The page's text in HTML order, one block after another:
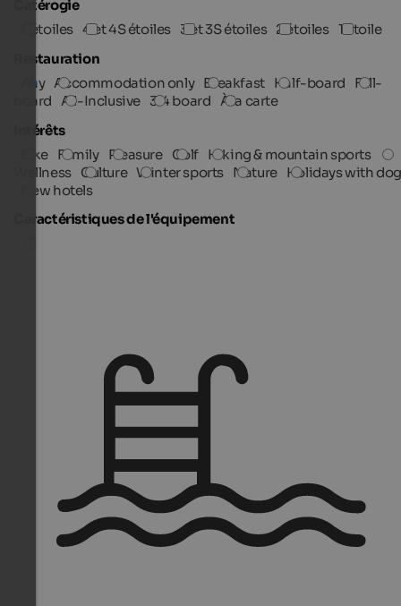
Catérogie
5 étoiles 4 et 4S étoiles 3 et 3S étoiles 2 étoiles 1 étoile
Restauration
Any Accommodation only Breakfast Half-board
Full-
board All-Inclusive 3/4 board À la carte
Intérêts
Bike Family Pleasure Golf Hiking & mountain sports
Wellness Culture Winter sports Nature Holidays with
New hotels
Caractéristiques de l'équipement